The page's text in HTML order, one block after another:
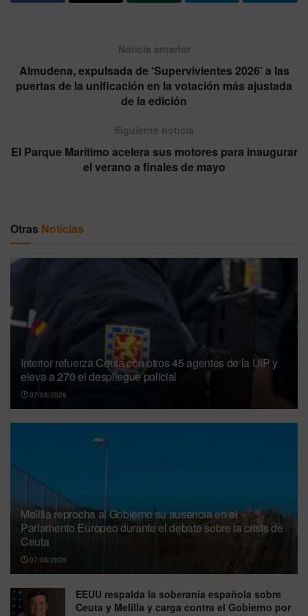
Noticia anterior
Almudena, expulsada de ‘Supervivientes 2026’ a las
puertas de la unificación en la votación más ajustada
de la edición
Siguiente noticia
El Parque Marítimo acelera sus motores para inaugurar
el verano a finales de mayo
Otras Noticias
Interior refuerza Ceuta con otros 45 agentes de la UIP y
eleva a 270 el despliegue policial
07/08/2026
Melilla reprocha al Gobierno su ausencia en el
Parlamento Europeo durante el debate sobre la crisis de
Ceuta
07/08/2026
EEUU respalda la soberanía española sobre
Ceuta y Melilla y carga contra el Gobierno por